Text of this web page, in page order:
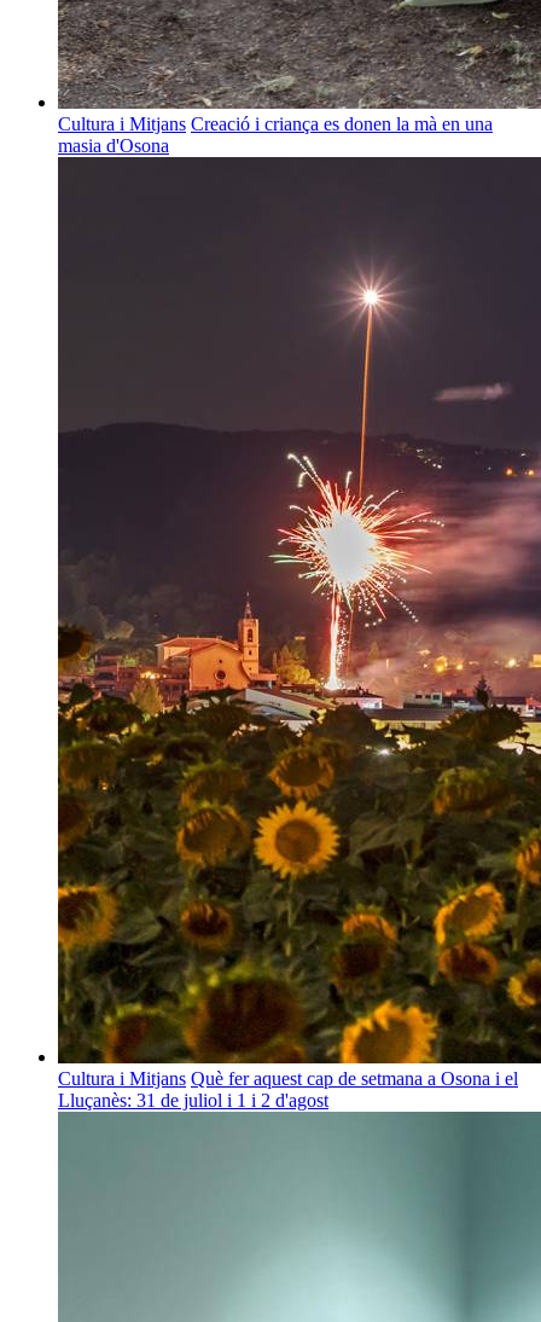
Cultura i Mitjans Creació i criança es donen la mà en una
masia d'Osona
Cultura i Mitjans Què fer aquest cap de setmana a Osona i el
Lluçanès: 31 de juliol i 1 i 2 d'agost